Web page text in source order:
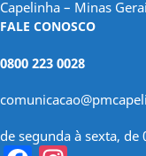
Capelinha – Minas
FALE CONOSCO
0800 223 0028
de segunda à sexta, de